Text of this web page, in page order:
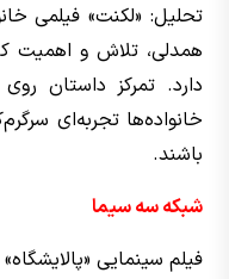
تحلیل: «لکنت» فیلمی
همدلی، تلاش و اهمیت
دارد. تمرکز داستان
خانواده‌ها تجربه‌ای
باشند.
شبکه سه سیما
فیلم سینمایی «پالایشگاه»